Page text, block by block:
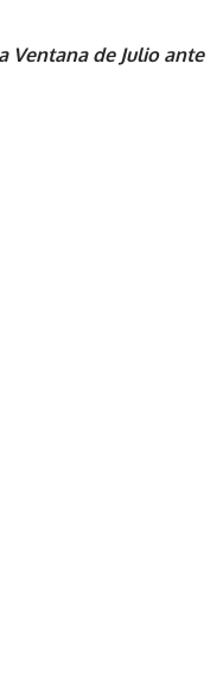
Ventana de Julio ante